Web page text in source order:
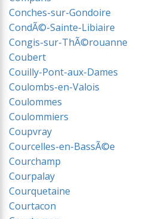
Conches-sur-Gondoire
CondÃ©-Sainte-Libiaire
Congis-sur-ThÃ©rouanne
Coubert
Couilly-Pont-aux-Dames
Coulombs-en-Valois
Coulommes
Coulommiers
Coupvray
Courcelles-en-BassÃ©e
Courchamp
Courpalay
Courquetaine
Courtacon